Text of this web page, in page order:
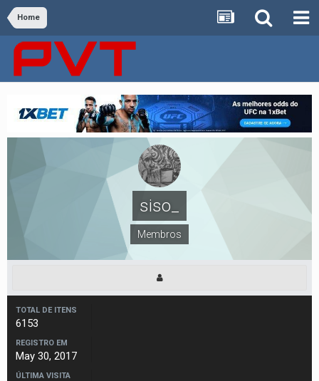
Home
siso_
Membros
TOTAL DE ITENS
6153
REGISTRO EM
May 30, 2017
ÚLTIMA VISITA